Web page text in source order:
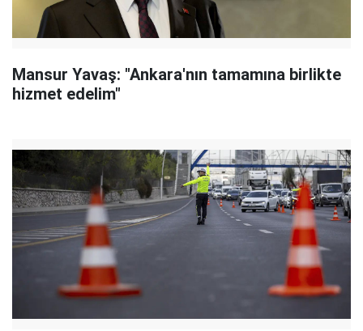
Mansur Yavaş: "Ankara'nın tamamına birlikte
hizmet edelim"